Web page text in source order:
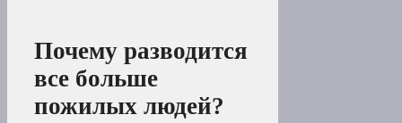
Почему разводится
все больше
пожилых людей?